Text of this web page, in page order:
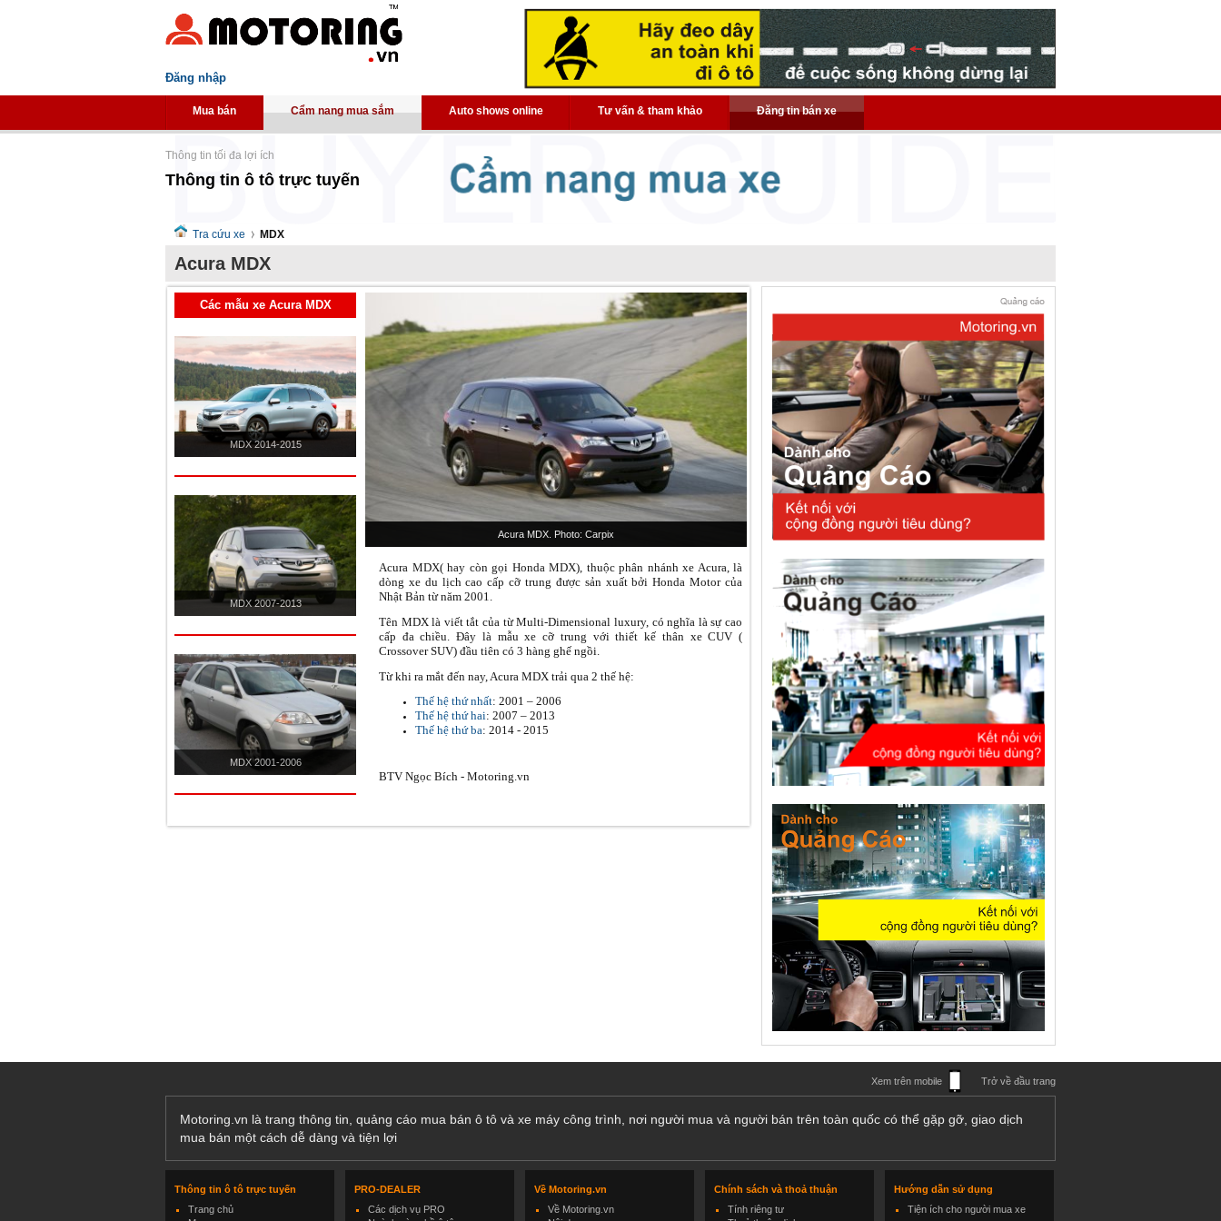
Đăng nhập
Mua bán Cẩm nang mua sắm Auto shows online Tư vấn & tham khảo Đăng tin bán xe
Thông tin tối đa lợi ích
Thông tin ô tô trực tuyến
Tra cứu xe MDX
Acura MDX
Các mẫu xe Acura MDX
MDX 2014-2015
MDX 2007-2013
MDX 2001-2006
Acura MDX. Photo: Carpix
Acura MDX( hay còn gọi Honda MDX), thuộc phân nhánh xe Acura, là
dòng xe du lịch cao cấp cỡ trung được sản xuất bởi Honda Motor của
Nhật Bản từ năm 2001.
Tên MDX là viết tắt của từ Multi-Dimensional luxury, có nghĩa là sự cao
cấp đa chiều. Đây là mẫu xe cỡ trung với thiết kế thân xe CUV (
Crossover SUV) đầu tiên có 3 hàng ghế ngồi.
Từ khi ra mắt đến nay, Acura MDX trải qua 2 thế hệ:
Thế hệ thứ nhất: 2001 – 2006
Thế hệ thứ hai: 2007 – 2013
Thế hệ thứ ba: 2014 - 2015
BTV Ngọc Bích - Motoring.vn
Xem trên mobile Trở về đầu trang
Motoring.vn là trang thông tin, quảng cáo mua bán ô tô và xe máy công trình, nơi người mua và người bán trên toàn quốc có thể gặp gỡ, giao dịch
mua bán một cách dễ dàng và tiện lợi
Thông tin ô tô trực tuyến
Trang chủ
PRO-DEALER
Các dịch vụ PRO
Về Motoring.vn
Về Motoring.vn
Chính sách và thoả thuận
Tính riêng tư
Hướng dẫn sử dụng
Tiện ích cho người mua xe